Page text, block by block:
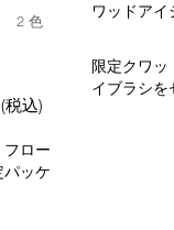
2 色
(税込)
ロー
ッケ
ワッドアイ
限定クワッ
イブラシを